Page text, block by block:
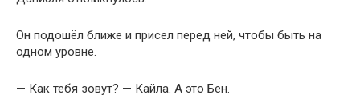
Он подошёл ближе и присел перед ней, чтобы быть на
одном уровне.
— Как тебя зовут? — Кайла. А это Бен.